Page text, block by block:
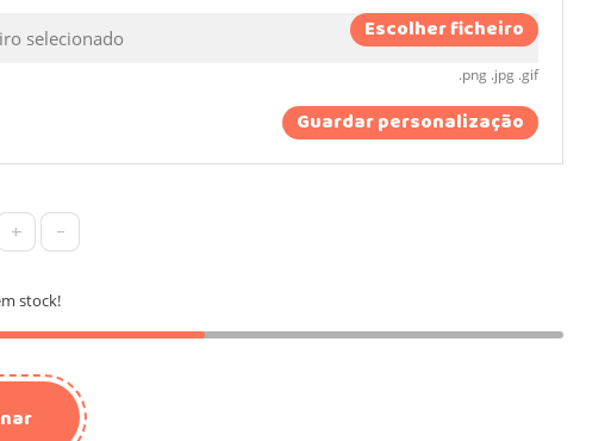
selecionado Escolher ficheiro
.png .jpg .gif
Guardar personalização
+ -
stock!